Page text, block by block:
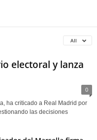
All
electoral y lanza
0
ha criticado a Real Madrid por
las decisiones